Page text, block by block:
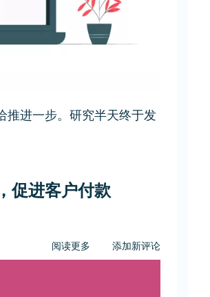
站
后
信
推进一步。研究半天终于发
促进客户付款
阅读更多
于
添加新评论